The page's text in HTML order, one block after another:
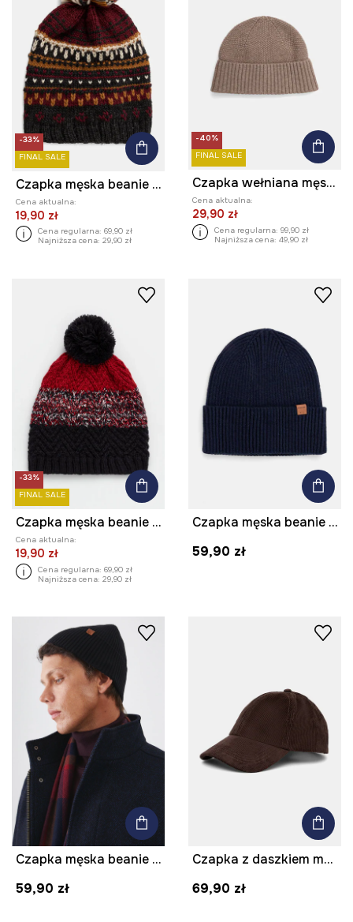
-33%
FINAL SALE
Czapka męska beanie z pomponem kolor multicolor
Cena aktualna:
19,90 zł
Cena regularna: 69,90 zł
Najniższa cena: 29,90 zł
-40%
FINAL SALE
Czapka wełniana męska beanie
Cena aktualna:
29,90 zł
Cena regularna: 99,90 zł
Najniższa cena: 49,90 zł
-33%
FINAL SALE
Czapka męska beanie z pomponem kolor multicolor
Cena aktualna:
19,90 zł
Cena regularna: 69,90 zł
Najniższa cena: 29,90 zł
Czapka męska beanie prążkowana kolor granatowy
59,90 zł
Czapka męska beanie prążkowana kolor czarny
59,90 zł
Czapka z daszkiem męska bawełniana
69,90 zł